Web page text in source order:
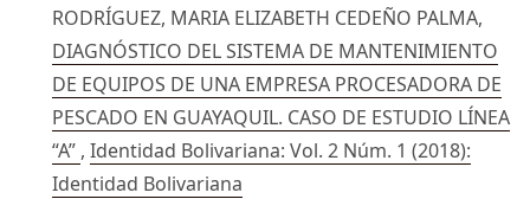
RODRÍGUEZ, MARIA ELIZABETH CEDEÑO PALMA,
DIAGNÓSTICO DEL SISTEMA DE MANTENIMIENTO
DE EQUIPOS DE UNA EMPRESA PROCESADORA DE
PESCADO EN GUAYAQUIL. CASO DE ESTUDIO LÍNEA
“A” , Identidad Bolivariana: Vol. 2 Núm. 1 (2018):
Identidad Bolivariana